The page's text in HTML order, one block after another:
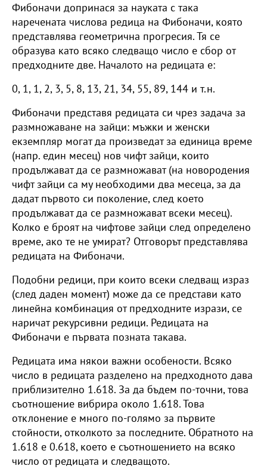
Фибоначи допринася за науката с така
наречената числова редица на Фибоначи, която
представлява геометрична прогресия. Тя се
образува като всяко следващо число е сбор от
предходните две. Началото на редицата е:
0, 1, 1, 2, 3, 5, 8, 13, 21, 34, 55, 89, 144 и т.н.
Фибоначи представя редицата си чрез задача за
размножаване на зайци: мъжки и женски
екземпляр могат да произведат за единица време
(напр. един месец) нов чифт зайци, които
продължават да се размножават (на новородения
чифт зайци са му необходими два месеца, за да
дадат първото си поколение, след което
продължават да се размножават всеки месец).
Колко е броят на чифтове зайци след определено
време, ако те не умират? Отговорът представлява
редицата на Фибоначи.
Подобни редици, при които всеки следващ израз
(след даден момент) може да се представи като
линейна комбинация от предходните изрази, се
наричат рекурсивни редици. Редицата на
Фибоначи е първата позната такава.
Редицата има някои важни особености. Всяко
число в редицата разделено на предходното дава
приблизително 1.618. За да бъдем по-точни, това
съотношение вибрира около 1.618. Това
отклонение е много по-голямо за първите
стойности, отколкото за последните. Обратното на
1.618 е 0.618, което е съотношението на всяко
число от редицата и следващото.